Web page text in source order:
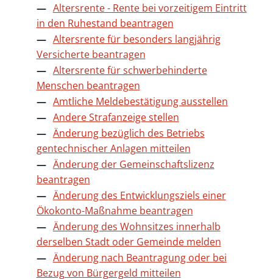
Altersrente - Rente bei vorzeitigem Eintritt
in den Ruhestand beantragen
Altersrente für besonders langjährig
Versicherte beantragen
Altersrente für schwerbehinderte
Menschen beantragen
Amtliche Meldebestätigung ausstellen
Andere Strafanzeige stellen
Änderung bezüglich des Betriebs
gentechnischer Anlagen mitteilen
Änderung der Gemeinschaftslizenz
beantragen
Änderung des Entwicklungsziels einer
Ökokonto-Maßnahme beantragen
Änderung des Wohnsitzes innerhalb
derselben Stadt oder Gemeinde melden
Änderung nach Beantragung oder bei
Bezug von Bürgergeld mitteilen